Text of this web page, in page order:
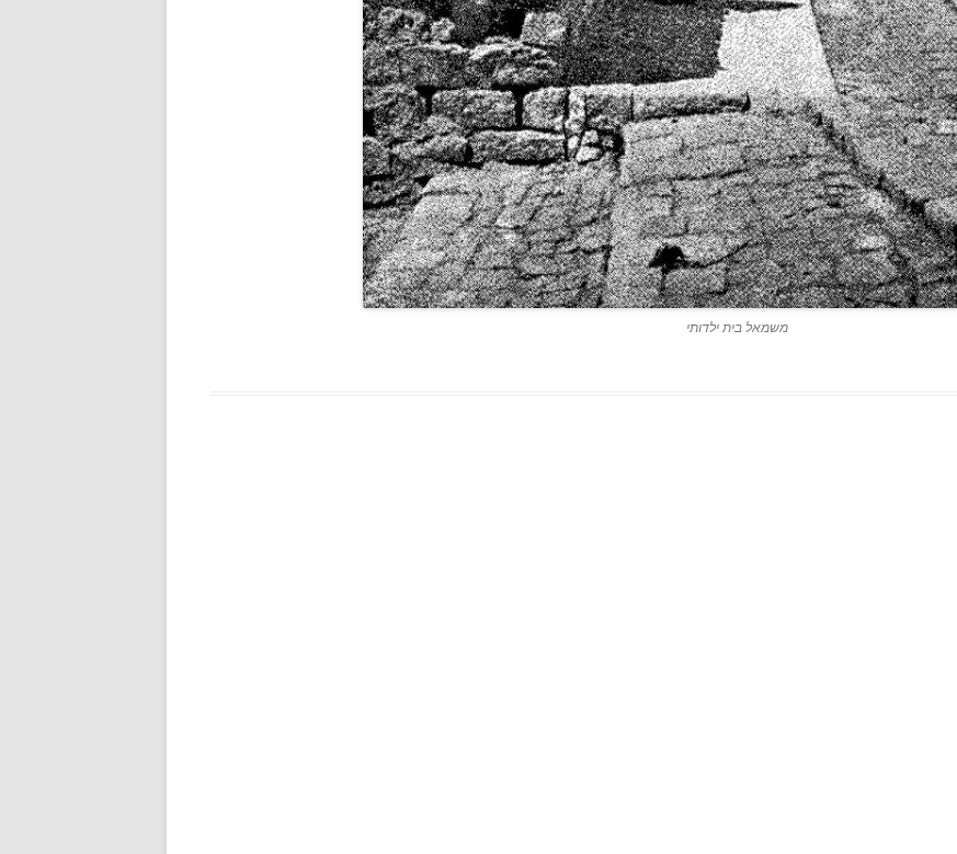
משמאל בית ילדותי